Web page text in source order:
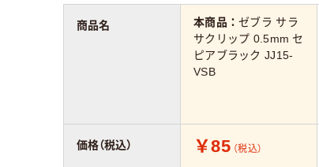
本商品：ゼブラ サラ
サクリップ 0.5mm セ
ピアブラック JJ15-
VSB
￥85 （税込）
商品名
価格（税込）